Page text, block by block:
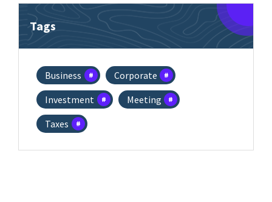
Tags
Business
Corporate
Investment
Meeting
Taxes